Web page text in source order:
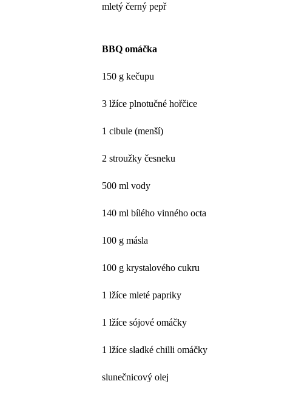
mletý černý pepř
BBQ omáčka
150 g kečupu
3 lžíce plnotučné hořčice
1 cibule (menší)
2 stroužky česneku
500 ml vody
140 ml bílého vinného octa
100 g másla
100 g krystalového cukru
1 lžíce mleté papriky
1 lžíce sójové omáčky
1 lžíce sladké chilli omáčky
slunečnicový olej